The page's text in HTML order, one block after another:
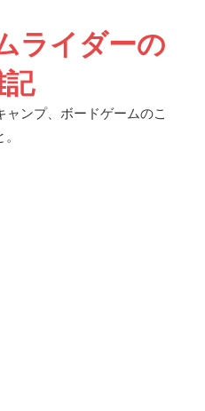
ライダーの
ンプ、ボードゲームのこ